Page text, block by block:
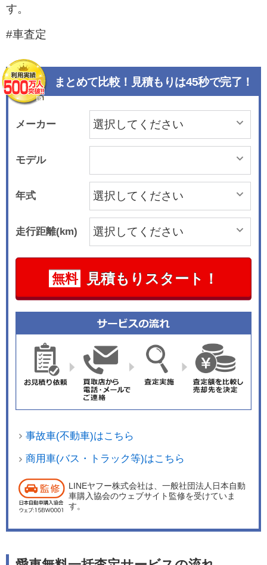
す。
#車査定
まとめて比較！見積もりは45秒で完了！
メーカー
モデル
年式
走行距離(km)
無料 見積もりスタート！
事故車(不動車)はこちら
商用車(バス・トラック等)はこちら
LINEヤフー株式会社は、一般社団法人日本自動
車購入協会のウェブサイト監修を受けていま
す。